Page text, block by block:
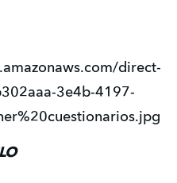
direct-
3e4b-4197-